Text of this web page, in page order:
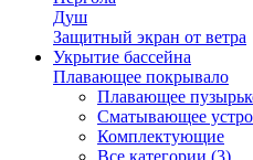
Душ
Защитный экран от ветра
Укрытие бассейна
Плавающее покрывало
Плавающее
Сматывающее
Комплектующие
Все категории (3)